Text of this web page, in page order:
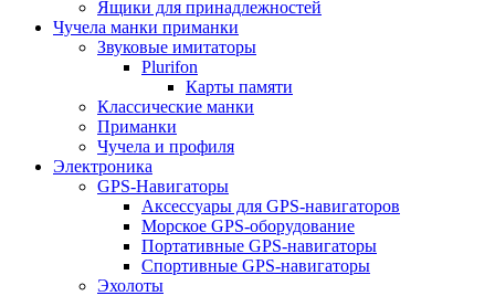
Ящики для принадлежностей
Чучела манки приманки
Звуковые имитаторы
Plurifon
Карты памяти
Классические манки
Приманки
Чучела и профиля
Электроника
GPS-Навигаторы
Аксессуары для GPS-навигаторов
Морское GPS-оборудование
Портативные GPS-навигаторы
Спортивные GPS-навигаторы
Эхолоты